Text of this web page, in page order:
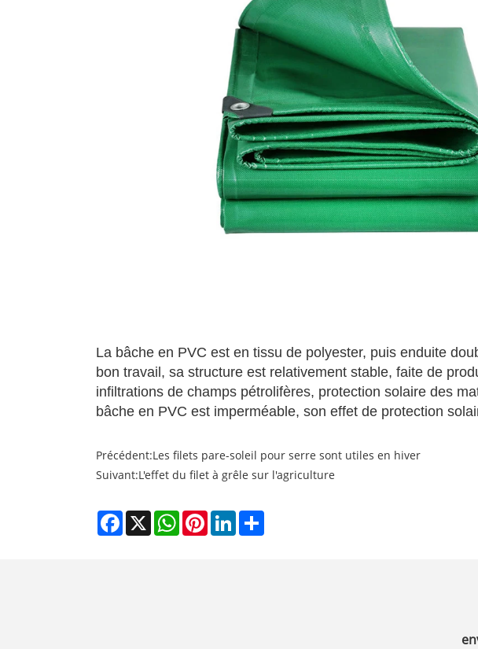
La bâche en PVC est en tissu de polyester, puis enduite
bon travail, sa structure est relativement stable, faite de
infiltrations de champs pétrolifères, protection solaire des
bâche en PVC est imperméable, son effet de protection
Précédent:Les filets pare-soleil pour serre sont utiles en hiver
Suivant:L'effet du filet à grêle sur l'agriculture
Facebook
X WhatsAppPinterestLinkedIn